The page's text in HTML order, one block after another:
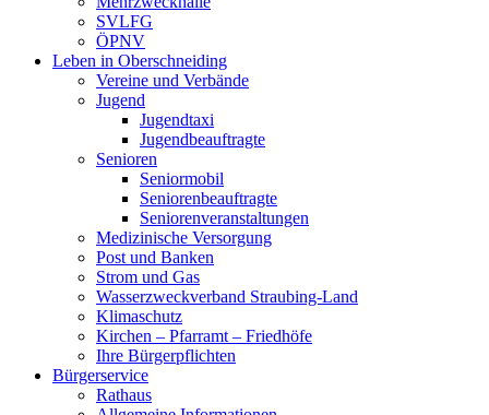
SVLFG
ÖPNV
Leben in Oberschneiding
Vereine und Verbände
Jugend
Jugendtaxi
Jugendbeauftragte
Senioren
Seniormobil
Seniorenbeauftragte
Seniorenveranstaltungen
Medizinische Versorgung
Post und Banken
Strom und Gas
Wasserzweckverband Straubing-Land
Klimaschutz
Kirchen – Pfarramt – Friedhöfe
Ihre Bürgerpflichten
Bürgerservice
Rathaus